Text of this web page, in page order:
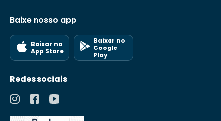
Baixe nosso app
Baixar no
App Store
Baixar no
Google
Play
Redes sociais